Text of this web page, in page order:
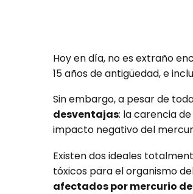
Hoy en día, no es extraño
15 años de antigüedad, e
Sin embargo, a pesar de
desventajas: la carencia
impacto negativo del
Existen dos ideales
tóxicos para el organismo
afectados por mercurio